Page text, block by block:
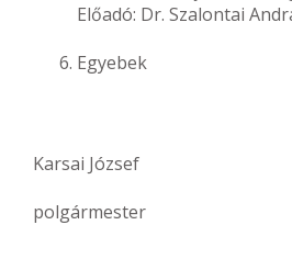
Előadó: Dr. Szalontai
Egyebek
Karsai József
polgármester